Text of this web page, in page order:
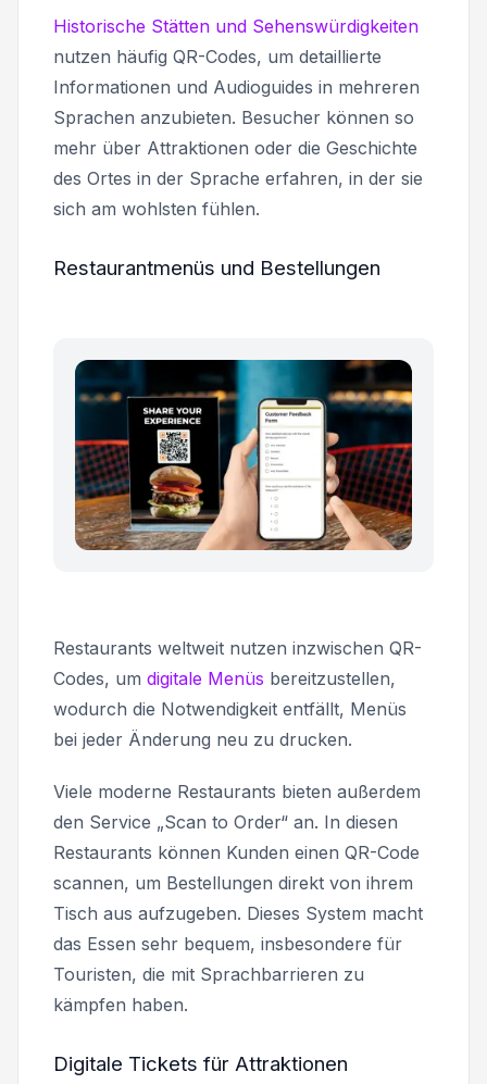
Historische Stätten und Sehenswürdigkeiten
nutzen häufig QR-Codes, um detaillierte
Informationen und Audioguides in mehreren
Sprachen anzubieten. Besucher können so
mehr über Attraktionen oder die Geschichte
des Ortes in der Sprache erfahren, in der sie
sich am wohlsten fühlen.
Restaurantmenüs und Bestellungen
Restaurants weltweit nutzen inzwischen QR-
Codes, um digitale Menüs bereitzustellen,
wodurch die Notwendigkeit entfällt, Menüs
bei jeder Änderung neu zu drucken.
Viele moderne Restaurants bieten außerdem
den Service „Scan to Order“ an. In diesen
Restaurants können Kunden einen QR-Code
scannen, um Bestellungen direkt von ihrem
Tisch aus aufzugeben. Dieses System macht
das Essen sehr bequem, insbesondere für
Touristen, die mit Sprachbarrieren zu
kämpfen haben.
Digitale Tickets für Attraktionen